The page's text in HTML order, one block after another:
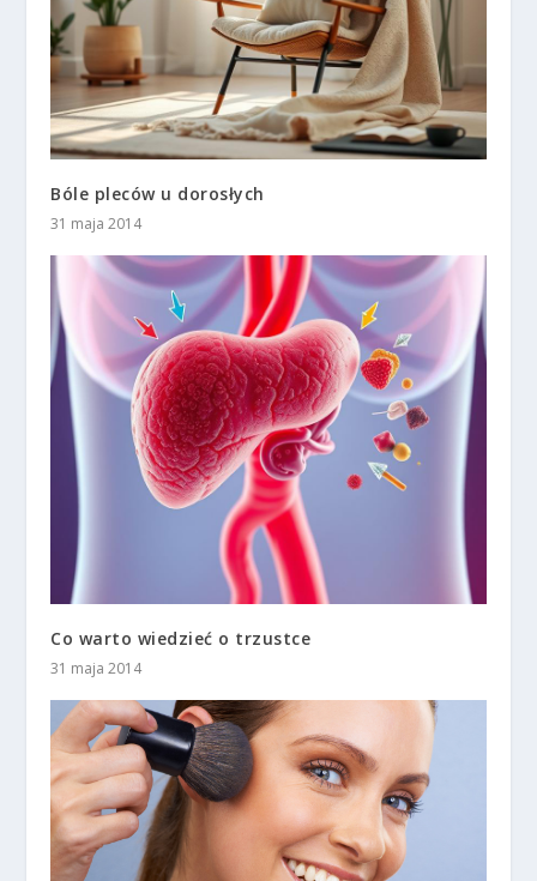
Bóle pleców u dorosłych
31 maja 2014
Co warto wiedzieć o trzustce
31 maja 2014